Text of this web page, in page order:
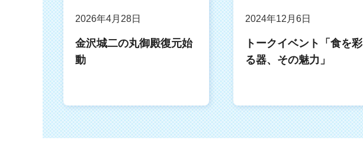
2026年4月28日
金沢城二の丸御殿復元始
動
2024年12月6日
トークイベント「食を彩
る器、その魅力」